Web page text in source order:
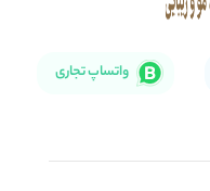
واتساپ تجاری